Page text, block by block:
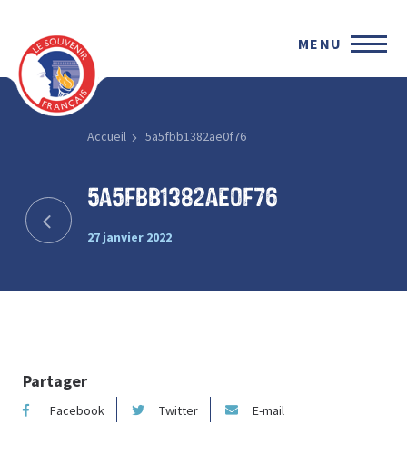
MENU
Accueil 5a5fbb1382ae0f76
5a5fbb1382ae0f76
27 janvier 2022
Partager
Facebook Twitter E-mail